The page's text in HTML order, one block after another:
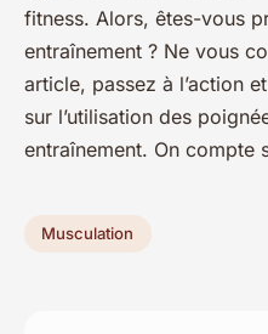
fitness. Alors, êtes-vous
entraînement ? Ne vous
article, passez à l’action
sur l’utilisation des
entraînement. On compte
Musculation